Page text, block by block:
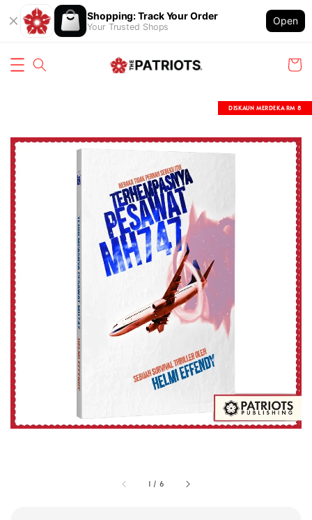
Shopping: Track Your Order
Your Trusted Shops
Open
1 / 6
DISKAUN MERDEKA RM 8